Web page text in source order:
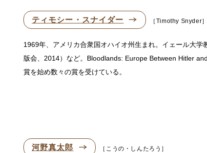
ティモシー・スナイダー Timothy Snyder
1969年、アメリカ合衆国オハイオ州生まれ。イェール大
版会、2014）など。Bloodlands: Europe Between Hitler
賞を始め数々の賞を受けている。
河野真太郎 こうの・しんたろう